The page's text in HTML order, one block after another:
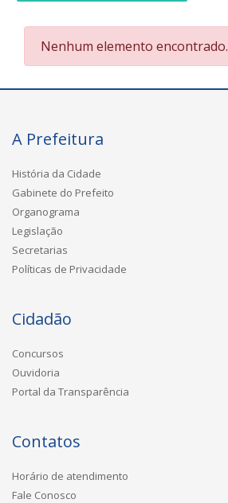
Nenhum elemento encontrado.
A Prefeitura
História da Cidade
Gabinete do Prefeito
Organograma
Legislação
Secretarias
Políticas de Privacidade
Cidadão
Concursos
Ouvidoria
Portal da Transparência
Contatos
Horário de atendimento
Fale Conosco